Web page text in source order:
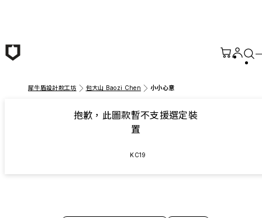
犀牛盾設計款工坊 包大山 Baozi Chen 小小心意
抱歉，此圖款暫不支援選定裝
置
KC19